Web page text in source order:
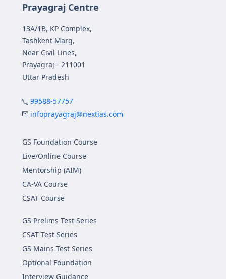
Prayagraj Centre
13A/1B, KP Complex,
Tashkent Marg,
Near Civil Lines,
Prayagraj - 211001
Uttar Pradesh
99588-57757
infoprayagraj@nextias.com
GS Foundation Course
Live/Online Course
Mentorship (AIM)
CA-VA Course
CSAT Course
GS Prelims Test Series
CSAT Test Series
GS Mains Test Series
Optional Foundation
Interview Guidance